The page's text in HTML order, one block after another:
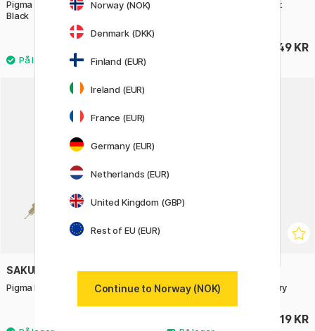
Pigma Micron Fineliner 8-set
Black
ABT Dual Brush pen 12-set
549 KR
4
SAKURA
Pigma Micron Fineliner 03
TOMBOW
Watercoloring set Greenery
419 KR
Norway (NOK)
Denmark (DKK)
Finland (EUR)
Ireland (EUR)
France (EUR)
Germany (EUR)
Netherlands (EUR)
United Kingdom (GBP)
Rest of EU (EUR)
Continue to Norway (NOK)